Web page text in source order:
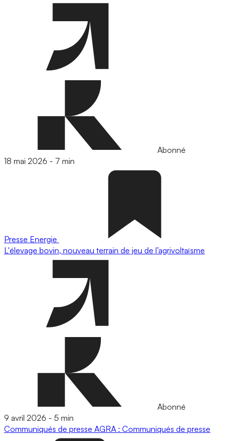
Abonné
18 mai 2026 - 7 min
Presse Energie
L'élevage bovin, nouveau terrain de jeu de l’agrivoltaïsme
Abonné
9 avril 2026 - 5 min
Communiqués de presse AGRA : Communiqués de presse